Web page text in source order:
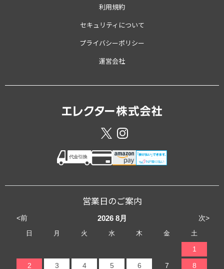
利用規約
セキュリティについて
プライバシーポリシー
運営会社
営業日のご案内
<前 次>
2026 8月
日 月 火 水 木 金 土
1
2 3 4 5 6 7 8